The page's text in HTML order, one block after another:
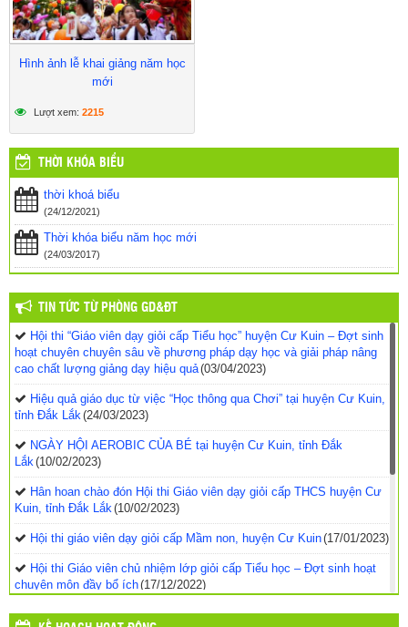
Hình ảnh lễ khai giảng năm học
mới
Lượt xem: 2215
THỜI KHÓA BIỂU
thời khoá biểu
(24/12/2021)
Thời khóa biểu năm học mới
(24/03/2017)
TIN TỨC TỪ PHÒNG GD&ĐT
Hội thi “Giáo viên dạy giỏi cấp Tiểu học” huyện Cư Kuin – Đợt sinh
hoạt chuyên chuyên sâu về phương pháp dạy học và giải pháp nâng
cao chất lượng giảng dạy hiệu quả(03/04/2023)
Hiệu quả giáo dục từ việc “Học thông qua Chơi” tại huyện Cư Kuin,
tỉnh Đắk Lắk(24/03/2023)
NGÀY HỘI AEROBIC CỦA BÉ tại huyện Cư Kuin, tỉnh Đắk
Lắk(10/02/2023)
Hân hoan chào đón Hội thi Giáo viên dạy giỏi cấp THCS huyện Cư
Kuin, tỉnh Đắk Lắk(10/02/2023)
Hội thi giáo viên dạy giỏi cấp Mầm non, huyện Cư Kuin(17/01/2023)
Hội thi Giáo viên chủ nhiệm lớp giỏi cấp Tiểu học – Đợt sinh hoạt
chuyên môn đầy bổ ích(17/12/2022)
Hội thi Giáo viên chủ nhiệm lớp giỏi cấp Tiểu học, năm học 2022-